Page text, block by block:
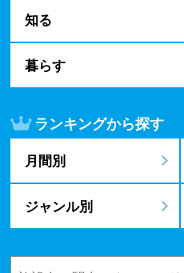
知る
暮らす
ランキングから探す
月間別
ジャンル別